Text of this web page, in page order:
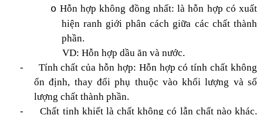
o Hỗn hợp không đồng nhất: là hỗn hợp có xuất
hiện ranh giới phân cách giữa các chất thành
phần.
VD: Hỗn hợp dầu ăn và nước.
-
Tính chất của hỗn hợp: Hỗn hợp có tính chất không
ổn định, thay đổi phụ thuộc vào khối lượng và số
lượng chất thành phần.
-
Chất tinh khiết là chất không có lẫn chất nào khác.